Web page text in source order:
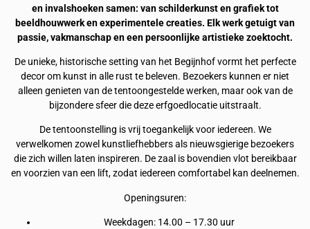
en invalshoeken samen: van schilderkunst en grafiek tot
beeldhouwwerk en experimentele creaties. Elk werk getuigt van
passie, vakmanschap en een persoonlijke artistieke zoektocht.
De unieke, historische setting van het Begijnhof vormt het perfecte
decor om kunst in alle rust te beleven. Bezoekers kunnen er niet
alleen genieten van de tentoongestelde werken, maar ook van de
bijzondere sfeer die deze erfgoedlocatie uitstraalt.
De tentoonstelling is vrij toegankelijk voor iedereen. We
verwelkomen zowel kunstliefhebbers als nieuwsgierige bezoekers
die zich willen laten inspireren. De zaal is bovendien vlot bereikbaar
en voorzien van een lift, zodat iedereen comfortabel kan deelnemen.
Openingsuren:
Weekdagen: 14.00 – 17.30 uur